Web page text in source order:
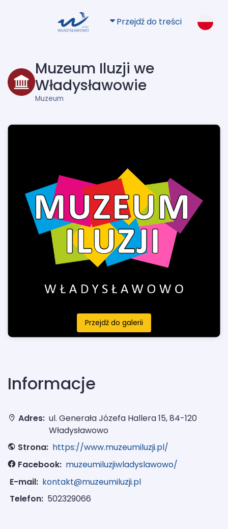
Przejdź do treści
Muzeum Iluzji we
Władysławowie
Muzeum
Przejdź do galerii
Informacje
Adres: ul. Generała Józefa Hallera 15, 84-120
Władysławowo
Strona: https://www.muzeumiluzji.pl/
Facebook: muzeumiluzjiwladyslawowo/
E-mail: kontakt@muzeumiluzji.pl
Telefon: 502329066